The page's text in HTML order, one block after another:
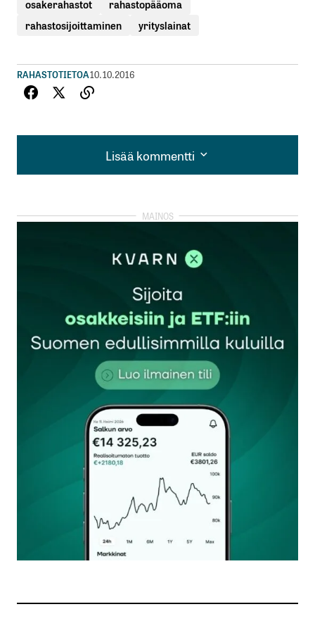
osakerahastot
rahastopääoma
rahastosijoittaminen
yrityslainat
RAHASTOTIETOA10.10.2016
Lisää kommentti
Lisää kommentti
kirjautua
rekisteröityä
Sähköpostiosoitettasi ei julkaista.Pakolliset
kentät on merkitty*
Kommentti*
Nimesi tai nimimerkkisi
Sähköpostiosoitteesi
Tilaa SalkunRakentajan uutiskirje